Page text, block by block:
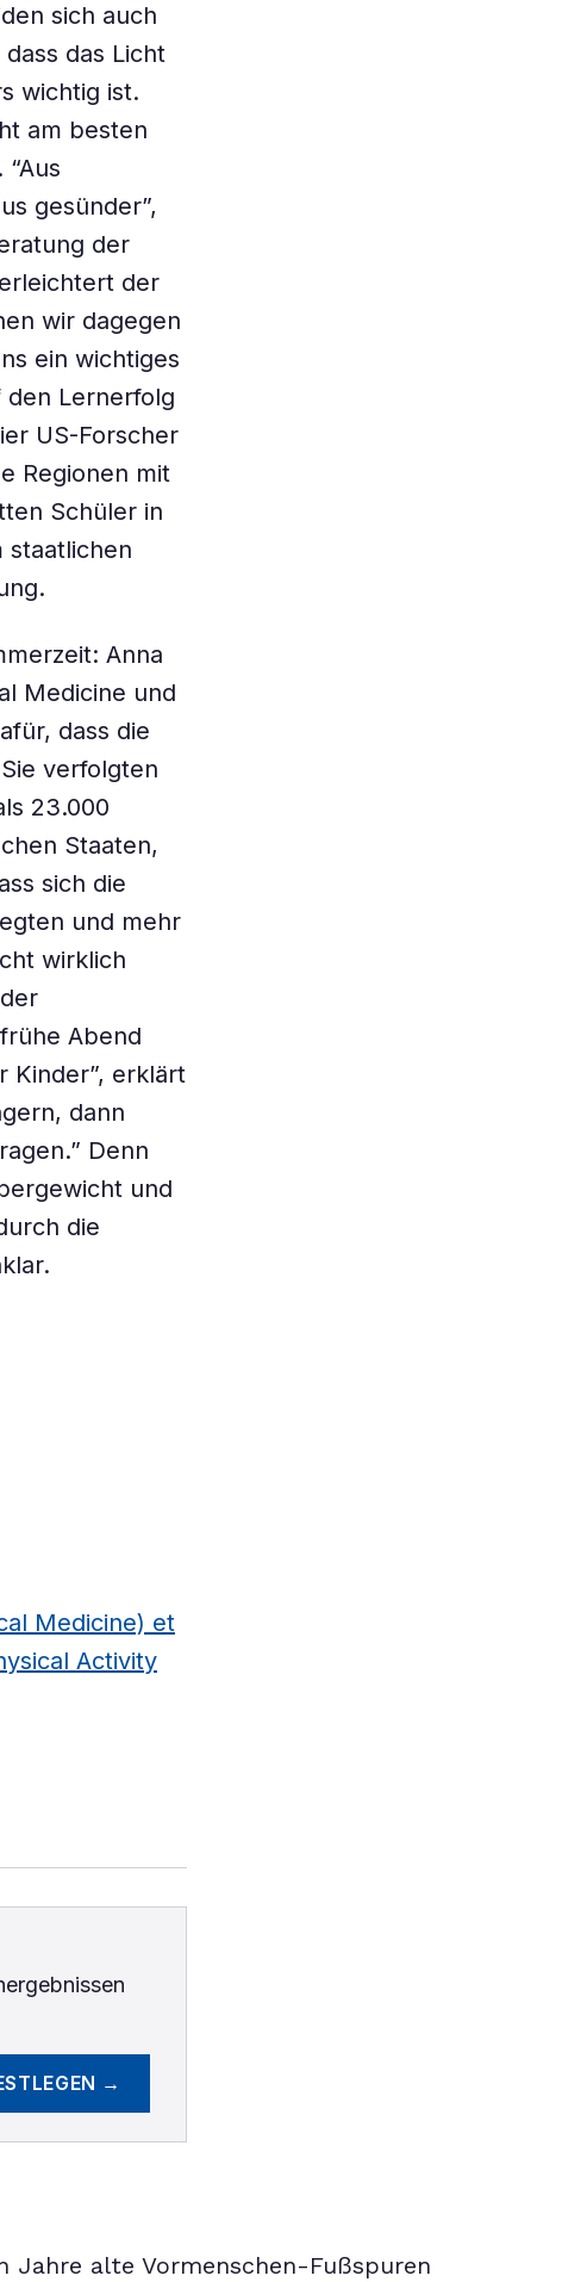
sich auch
das Licht
wichtig ist.
am besten
gesünder”,
der
der
wir dagegen
ein wichtiges
den Lernerfolg
US-Forscher
Regionen mit
Schüler in
staatlichen
Anna
Medicine und
dass die
verfolgten
23.000
Staaten,
sich die
und mehr
wirklich
Abend
Kinder”, erklärt
dann
Denn
und
die
Medicine) et
Activity
→
Jahre alte Vormenschen-Fußspuren